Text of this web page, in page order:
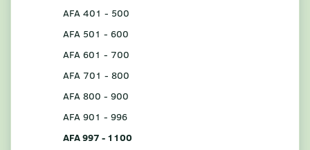
AFA 401 - 500
AFA 501 - 600
AFA 601 - 700
AFA 701 - 800
AFA 800 - 900
AFA 901 - 996
AFA 997 - 1100